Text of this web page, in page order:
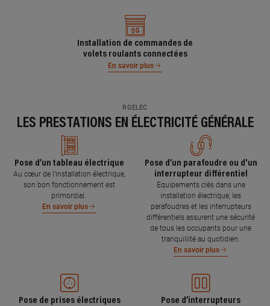
Installation de commandes de
volets roulants connectées
En savoir plus
RGELEC
LES PRESTATIONS EN ÉLECTRICITÉ GÉNÉRALE
Pose d’un tableau électrique
Au cœur de l’installation électrique,
son bon fonctionnement est
primordial.
En savoir plus
Pose d’un parafoudre ou d'un
interrupteur différentiel
Equipements clés dans une
installation électrique, les
parafoudres et les interrupteurs
différentiels assurent une sécurité
de tous les occupants pour une
tranquillité au quotidien.
En savoir plus
Pose de prises électriques Pose d’interrupteurs